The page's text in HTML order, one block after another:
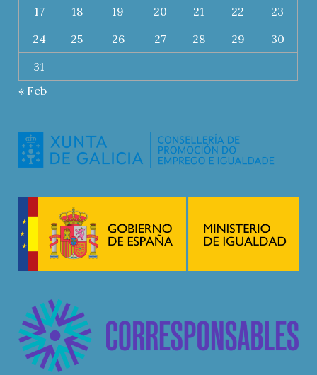
17
18 19 20 21 22
23
24
25 26 27 28 29
30
31
« Feb